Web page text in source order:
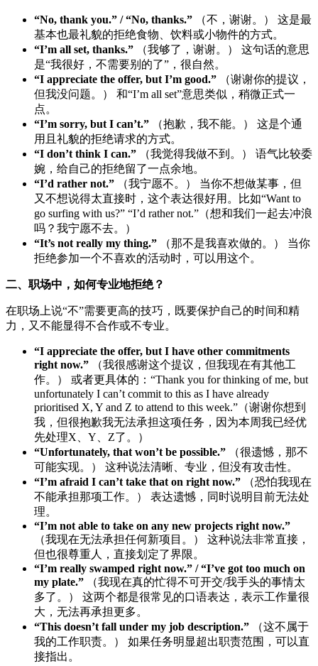
“No, thank you.” / “No, thanks.” （不，谢谢。） 这是最
基本也最礼貌的拒绝食物、饮料或小物件的方式。
“I’m all set, thanks.” （我够了，谢谢。） 这句话的意思
是“我很好，不需要别的了”，很自然。
“I appreciate the offer, but I’m good.” （谢谢你的提议，
但我没问题。） 和“I’m all set”意思类似，稍微正式一
点。
“I’m sorry, but I can’t.” （抱歉，我不能。） 这是个通
用且礼貌的拒绝请求的方式。
“I don’t think I can.” （我觉得我做不到。） 语气比较委
婉，给自己的拒绝留了一点余地。
“I’d rather not.” （我宁愿不。） 当你不想做某事，但
又不想说得太直接时，这个表达很好用。比如“Want to
go surfing with us?” “I’d rather not.”（想和我们一起去冲浪
吗？我宁愿不去。）
“It’s not really my thing.” （那不是我喜欢做的。） 当你
拒绝参加一个不喜欢的活动时，可以用这个。
二、职场中，如何专业地拒绝？
在职场上说“不”需要更高的技巧，既要保护自己的时间和精
力，又不能显得不合作或不专业。
“I appreciate the offer, but I have other commitments
right now.” （我很感谢这个提议，但我现在有其他工
作。） 或者更具体的：“Thank you for thinking of me, but
unfortunately I can’t commit to this as I have already
prioritised X, Y and Z to attend to this week.”（谢谢你想到
我，但很抱歉我无法承担这项任务，因为本周我已经优
先处理X、Y、Z了。）
“Unfortunately, that won’t be possible.” （很遗憾，那不
可能实现。） 这种说法清晰、专业，但没有攻击性。
“I’m afraid I can’t take that on right now.” （恐怕我现在
不能承担那项工作。） 表达遗憾，同时说明目前无法处
理。
“I’m not able to take on any new projects right now.”
（我现在无法承担任何新项目。） 这种说法非常直接，
但也很尊重人，直接划定了界限。
“I’m really swamped right now.” / “I’ve got too much on
my plate.” （我现在真的忙得不可开交/我手头的事情太
多了。） 这两个都是很常见的口语表达，表示工作量很
大，无法再承担更多。
“This doesn’t fall under my job description.” （这不属于
我的工作职责。） 如果任务明显超出职责范围，可以直
接指出。